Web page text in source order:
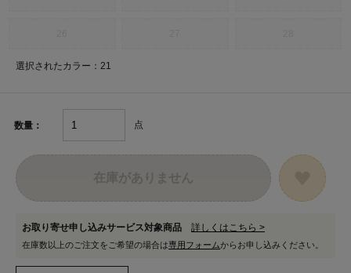
選択されたカラー：21
数量： 点
在庫がありません
お取り寄せ申し込みサービス対象商品 詳しくはこちら >
在庫数以上のご注文をご希望の場合は専用フォームからお申し込みください。